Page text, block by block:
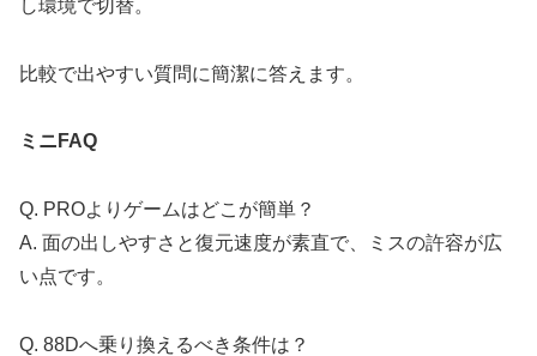
し環境で切替。
比較で出やすい質問に簡潔に答えます。
ミニFAQ
Q. PROよりゲームはどこが簡単？
A. 面の出しやすさと復元速度が素直で、ミスの許容が広
い点です。
Q. 88Dへ乗り換えるべき条件は？